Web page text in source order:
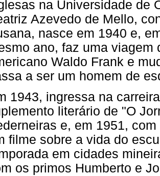
na Universidade de
Azevedo de Mello,
nasce em 1940 e,
ano, faz uma
Waldo Frank e
a ser um homem de
1943, ingressa na
literário de "O
e, em 1951,
filme sobre a vida do
em cidades
os primos Humberto e